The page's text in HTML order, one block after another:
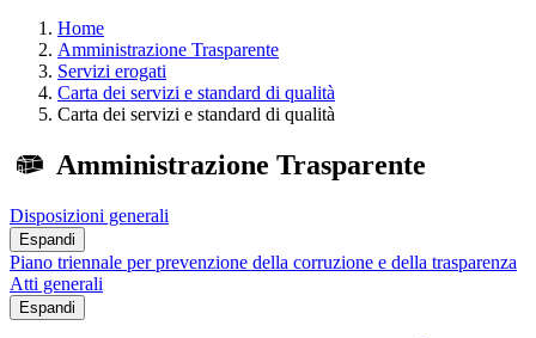
Home
Amministrazione Trasparente
Servizi erogati
Carta dei servizi e standard di qualità
Carta dei servizi e standard di qualità
Amministrazione Trasparente
Disposizioni generali
Espandi
Piano triennale per prevenzione della corruzione e della trasparenza
Atti generali
Espandi